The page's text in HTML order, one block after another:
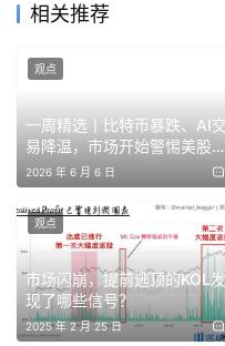
发生了什么：一次比
Glamsterdam 的命名
以太坊历来以”恒星名称
硬分叉命名。
一颗恒星）与
合成词。这一命名结构本
时改动共识层与执行层，
根据Datawallet 的技
Fusaka 通过 PeerDAS
相关推荐
一周精选丨比特币暴跌、AI交
易降温，市场开始警惕美股6
月崩盘
2026 年 6 月 6 日
观点
市场闪崩，提前逃顶的KOL发
现了哪些信号？
2025 年 2 月 25 日
观点